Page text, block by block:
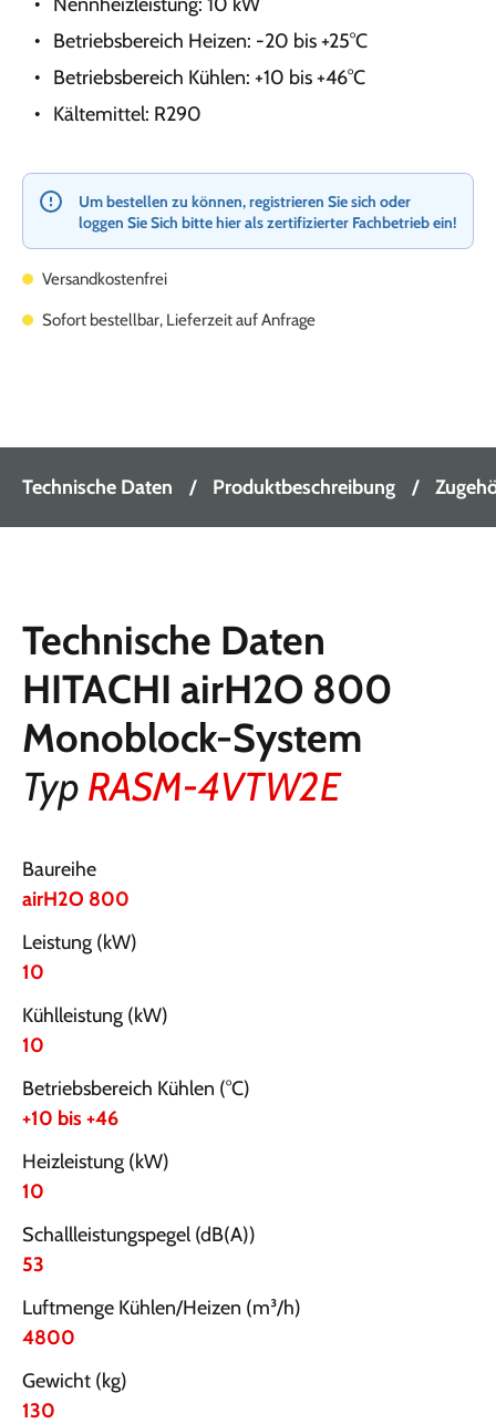
Betriebsbereich Heizen: -20 bis +25°C
Betriebsbereich Kühlen: +10 bis +46°C
Kältemittel: R290
Um bestellen zu können, registrieren Sie sich oder
loggen Sie Sich bitte hier als zertifizierter Fachbetrieb ein!
Versandkostenfrei
Sofort bestellbar, Lieferzeit auf Anfrage
Technische Daten Produktbeschreibung
Technische Daten
HITACHI airH2O 800
Monoblock-System
Typ RASM-4VTW2E
Baureihe
airH2O 800
Leistung (kW)
10
Kühlleistung (kW)
10
Betriebsbereich Kühlen (°C)
+10 bis +46
Heizleistung (kW)
10
Schallleistungspegel (dB(A))
53
Luftmenge Kühlen/Heizen (m³/h)
4800
Gewicht (kg)
130